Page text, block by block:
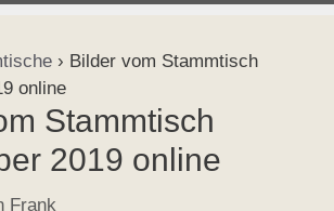
› Bilder vom Stammtisch
online
Stammtisch
2019 online
Frank